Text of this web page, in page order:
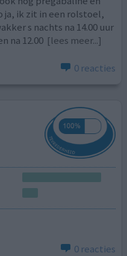
ja, ik zit in een rolstoel,
s nachts na 14.00 uur
na 12.00 [lees meer...]
0 reacties
0 reacties